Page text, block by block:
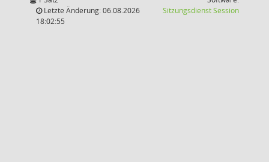
Letzte Änderung: 06.08.2026
18:02:55
SitzungsdienstSession(Wird in